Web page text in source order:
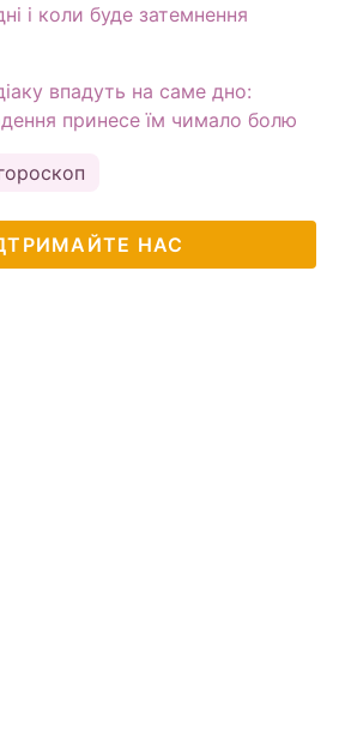
і коли буде затемнення
впадуть на саме дно:
принесе їм чимало болю
НАС